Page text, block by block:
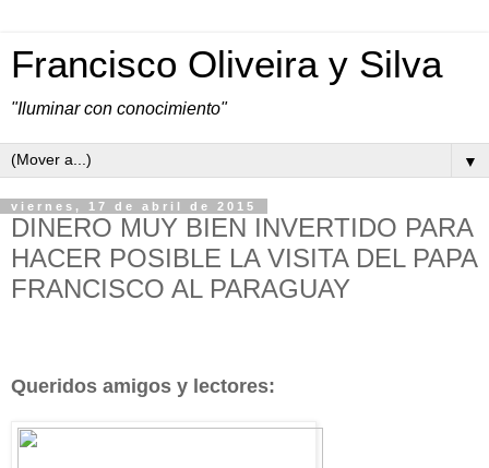
Francisco Oliveira y Silva
"Iluminar con conocimiento"
▼
viernes, 17 de abril de 2015
DINERO MUY BIEN INVERTIDO PARA
HACER POSIBLE LA VISITA DEL PAPA
FRANCISCO AL PARAGUAY
Queridos amigos y lectores: